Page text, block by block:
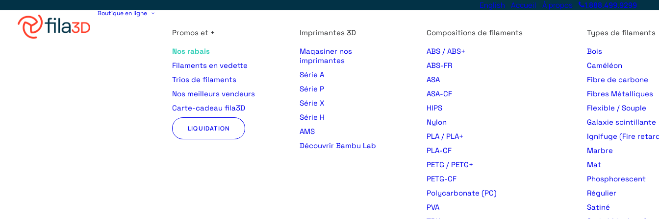
English Accueil À propos 1.888.499.9299
Boutique en ligne
Promos et +
Nos rabais
Filaments en vedette
Trios de filaments
Nos meilleurs vendeurs
Carte-cadeau fila3D
LIQUIDATION
Imprimantes 3D
Magasiner nos
imprimantes
Série A
Série P
Série X
Série H
AMS
Découvrir Bambu Lab
Compositions de filaments
ABS / ABS+
ABS-FR
ASA
ASA-CF
HIPS
Nylon
PLA / PLA+
PLA-CF
PETG / PETG+
PETG-CF
Polycarbonate (PC)
PVA
Types de filaments
Bois
Caméléon
Fibre de carbone
Fibres Métalliques
Flexible / Souple
Galaxie scintillante
Ignifuge (Fire
Marbre
Mat
Phosphorescent
Régulier
Satiné